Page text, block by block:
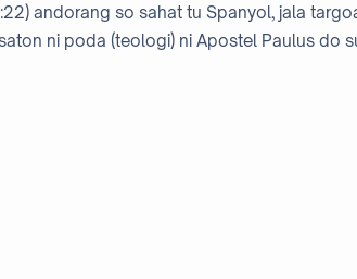
andorang so sahat tu Spanyol, jala
ni poda (teologi) ni Apostel Paulus do